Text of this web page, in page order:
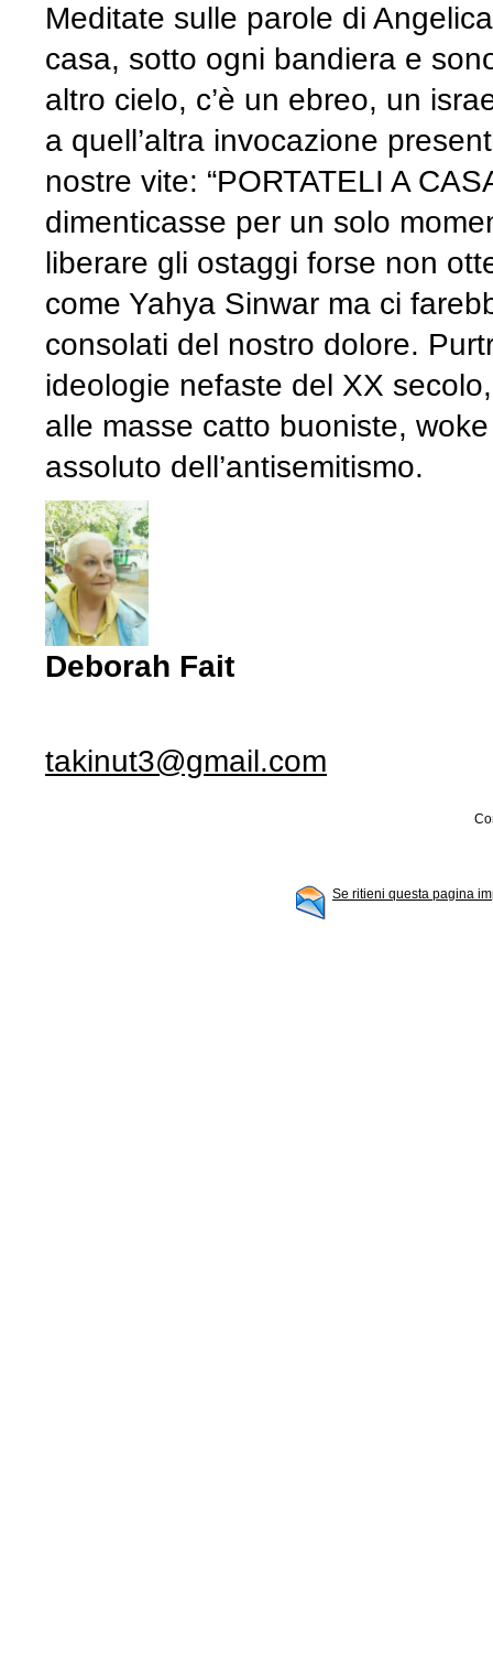
Meditate sulle parole di
casa, sotto ogni bandiera e
altro cielo, c’è un ebreo, un
a quell’altra invocazione
nostre vite: “PORTATELI A
dimenticasse per un solo
liberare gli ostaggi forse non
come Yahya Sinwar ma ci
consolati del nostro dolore.
ideologie nefaste del XX
alle masse catto buoniste,
assoluto dell’antisemitismo.
Deborah Fait
takinut3@gmail.com
Se ritieni questa pagina